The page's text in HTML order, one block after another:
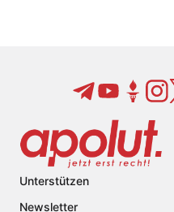
Unterstützen
Newsletter